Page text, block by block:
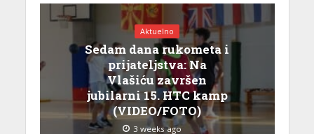
Aktuelno
Sedam dana rukometa i
prijateljstva: Na
Vlašiću završen
jubilarni 15. HTC kamp
(VIDEO/FOTO)
3 weeks ago